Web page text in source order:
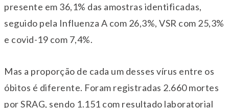
presente em 36,1% das amostras identificadas,
seguido pela Influenza A com 26,3%, VSR com 25,3%
e covid-19 com 7,4%.
Mas a proporção de cada um desses vírus entre os
óbitos é diferente. Foram registradas 2.660 mortes
por SRAG, sendo 1.151 com resultado laboratorial